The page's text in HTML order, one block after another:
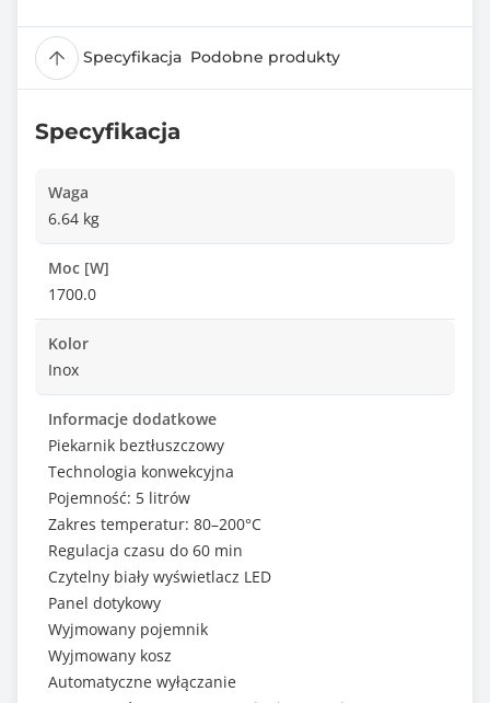
Specyfikacja Podobne produkty
Specyfikacja
Waga
6.64 kg
Moc [W]
1700.0
Kolor
Inox
Informacje dodatkowe
Piekarnik beztłuszczowy
Technologia konwekcyjna
Pojemność: 5 litrów
Zakres temperatur: 80–200°C
Regulacja czasu do 60 min
Czytelny biały wyświetlacz LED
Panel dotykowy
Wyjmowany pojemnik
Wyjmowany kosz
Automatyczne wyłączanie